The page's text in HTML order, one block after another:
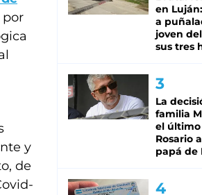
por
y
de
en
a
joven
sus tres
La
familia
el último
Rosario
papá de